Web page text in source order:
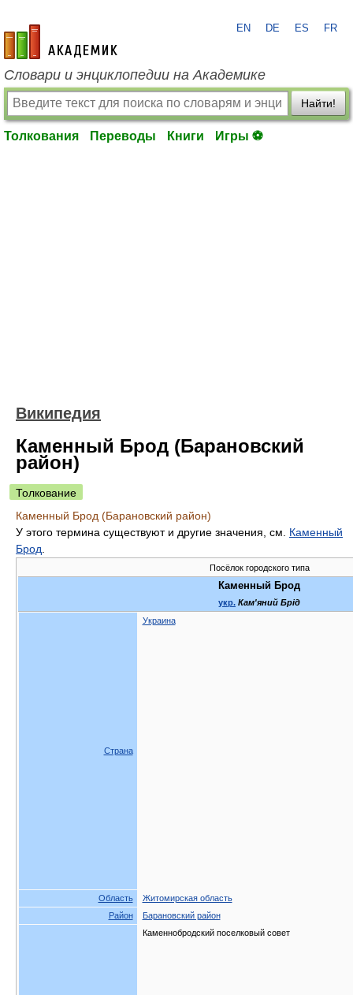
academic.ru
EN DE ES FR
Словари и энциклопедии на Академике
Найти!
Толкования Переводы Книги Игры ⚽
Википедия
Каменный Брод (Барановский
район)
Толкование
Каменный Брод (Барановский район)
У этого термина существуют и другие значения, см. Каменный
Брод
Посёлок городского типа
Каменный Брод
укр. Кам'яний Брід
Страна
Украина
Область
Житомирская область
Район
Барановский район
Каменнобродский поселковый совет